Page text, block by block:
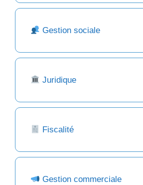
Gestion sociale
Juridique
Fiscalité
Gestion commerciale